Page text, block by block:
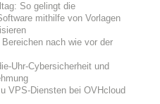
So gelingt die
mithilfe von Vorlagen
nach wie vor der
Uhr-Cybersicherheit und
VPS-Diensten bei OVHcloud